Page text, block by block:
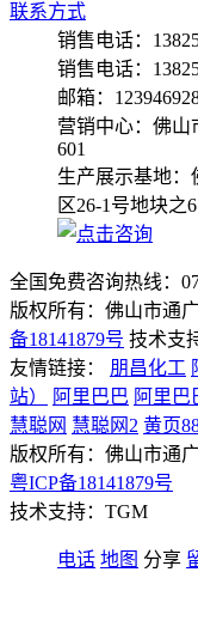
联系方式
销售电话：
销售电话：
邮箱：
营销中心：佛山
601
生产展示基地：
区26-1号地块之6
全国免费咨询热线：
版权所有：佛山市通
备18141879号 技术支
友情链接：
朋昌化工
站）
阿里巴巴 阿里巴
慧聪网 慧聪网2 黄页
版权所有：佛山市通
粤ICP备18141879号
技术支持：TGM
电话 地图 分享